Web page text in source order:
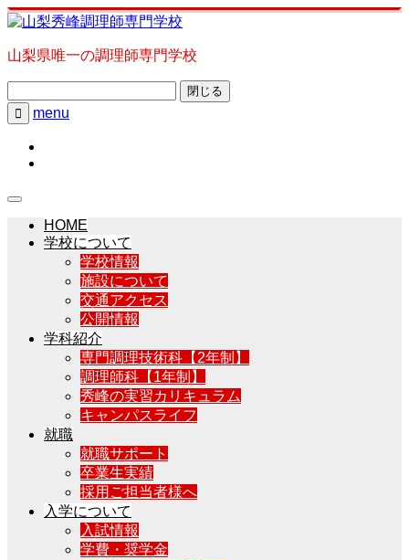
山梨県唯一の調理師専門学校
閉じる

menu
HOME
学校について
学校情報
施設について
交通アクセス
公開情報
学科紹介
専門調理技術科【2年制】
調理師科【1年制】
秀峰の実習カリキュラム
キャンパスライフ
就職
就職サポート
卒業生実績
採用ご担当者様へ
入学について
入試情報
学費・奨学金